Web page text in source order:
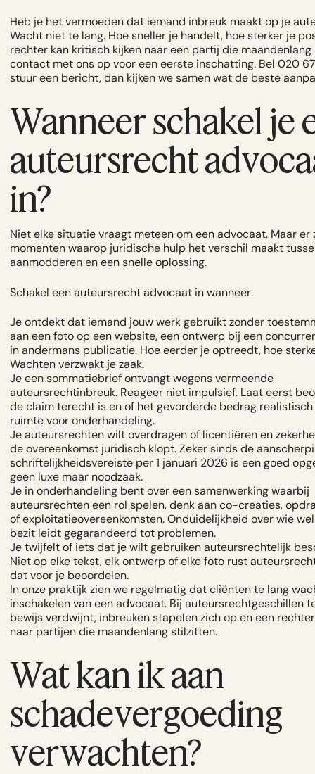
Heb je het vermoeden dat iemand inbreuk maakt op je
Wacht niet te lang. Hoe sneller je handelt, hoe sterker je
rechter kan kritisch kijken naar een partij die maandenlang
contact met ons op voor een eerste inschatting. Bel 020
stuur een bericht, dan kijken we samen wat de beste
Wanneer schakel je
auteursrecht
in?
Niet elke situatie vraagt meteen om een advocaat. Maar er
momenten waarop juridische hulp het verschil maakt
aanmodderen en een snelle oplossing.
Schakel een auteursrecht advocaat in wanneer:
Je ontdekt dat iemand jouw werk gebruikt zonder
aan een foto op een website, een ontwerp bij een
in andermans publicatie. Hoe eerder je optreedt, hoe
Wachten verzwakt je zaak.
Je een sommatiebrief ontvangt wegens vermeende
auteursrechtinbreuk. Reageer niet impulsief. Laat eerst
de claim terecht is en of het gevorderde bedrag realistisch
ruimte voor onderhandeling.
Je auteursrechten wilt overdragen of licentiëren en
de overeenkomst juridisch klopt. Zeker sinds de
schriftelijkheidsvereiste per 1 januari 2026 is een goed
geen luxe maar noodzaak.
Je in onderhandeling bent over een samenwerking waarbij
auteursrechten een rol spelen, denk aan co-creaties,
of exploitatieovereenkomsten. Onduidelijkheid over wie
bezit leidt gegarandeerd tot problemen.
Je twijfelt of iets dat je wilt gebruiken auteursrechtelijk
Niet op elke tekst, elk ontwerp of elke foto rust
dat voor je beoordelen.
In onze praktijk zien we regelmatig dat cliënten te lang
inschakelen van een advocaat. Bij auteursrechtgeschillen
bewijs verdwijnt, inbreuken stapelen zich op en een
naar partijen die maandenlang stilzitten.
Wat kan ik aan
schadevergoeding
verwachten?